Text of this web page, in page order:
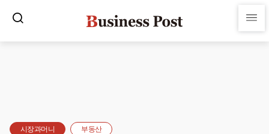
시장과머니 부동산